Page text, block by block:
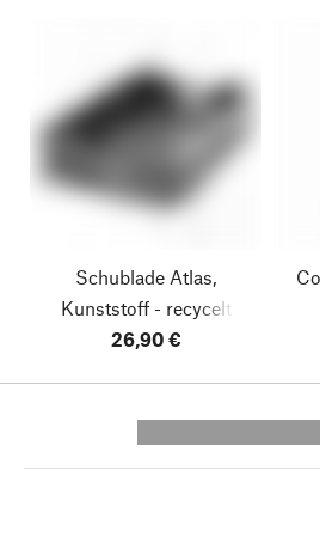
Schublade Atlas,
Kunststoff - recycelt
26,90 €